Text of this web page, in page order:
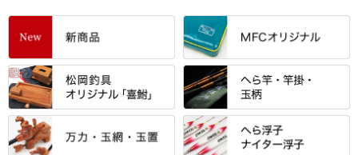
すべて
「雅（みやび）」シリーズ・エ
ントＰＬＵＳシリーズ
すべて すべて